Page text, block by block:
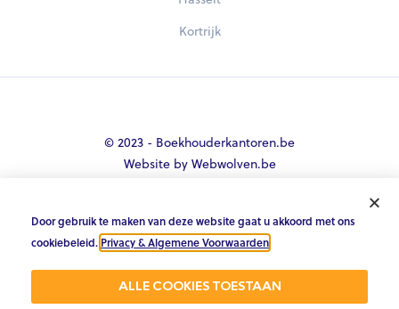
Kortrijk
© 2023 - Boekhouderkantoren.be
Website by Webwolven.be
 
Gemiddelde klantbeoordeling
4.8/5 op Trustpilot & 4.9/5 op google
Door gebruik te maken van deze website gaat u akkoord met ons
cookiebeleid. Privacy & Algemene Voorwaarden
ALLE COOKIES TOESTAAN